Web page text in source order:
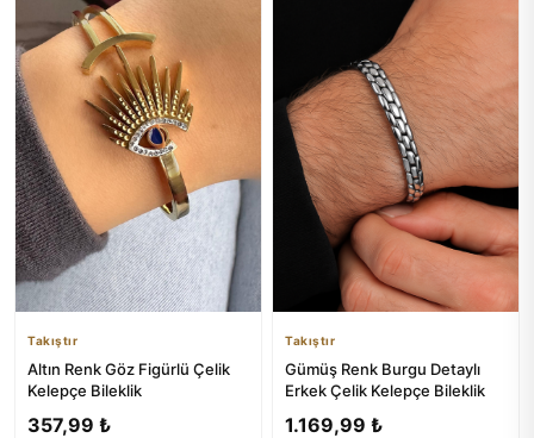
Takıştır
Altın Renk Göz Figürlü Çelik
Kelepçe Bileklik
357,99 ₺
Takıştır
Gümüş Renk Burgu Detaylı
Erkek Çelik Kelepçe Bileklik
1.169,99 ₺